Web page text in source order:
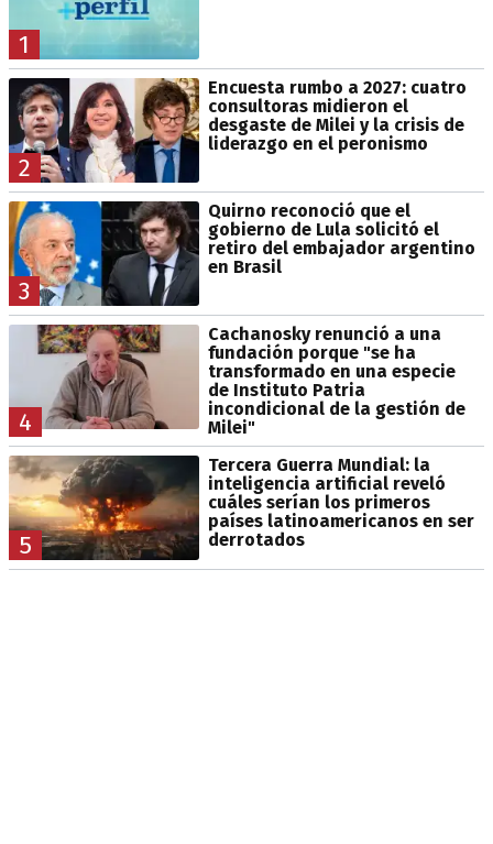
1
2
Encuesta rumbo a 2027: cuatro
consultoras midieron el
desgaste de Milei y la crisis de
liderazgo en el peronismo
3
Quirno reconoció que el
gobierno de Lula solicitó el
retiro del embajador argentino
en Brasil
4
Cachanosky renunció a una
fundación porque "se ha
transformado en una especie
de Instituto Patria
incondicional de la gestión de
Milei"
5
Tercera Guerra Mundial: la
inteligencia artificial reveló
cuáles serían los primeros
países latinoamericanos en ser
derrotados